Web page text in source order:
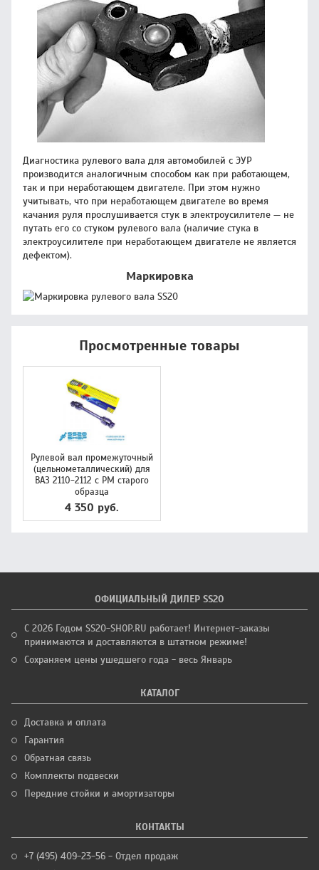
Диагностика рулевого вала для автомобилей с ЭУР
производится аналогичным способом как при работающем,
так и при неработающем двигателе. При этом нужно
учитывать, что при неработающем двигателе во время
качания руля прослушивается стук в электроусилителе — не
путать его со стуком рулевого вала (наличие стука в
электроусилителе при неработающем двигателе не является
дефектом).
Маркировка
Просмотренные товары
Рулевой вал промежуточный
(цельнометаллический) для
ВАЗ 2110-2112 с РМ старого
образца
4 350 руб.
ОФИЦИАЛЬНЫЙ ДИЛЕР SS20
С 2026 Годом SS20-SHOP.RU работает! Интернет-заказы
принимаются и доставляются в штатном режиме!
Сохраняем цены ушедшего года - весь Январь
КАТАЛОГ
Доставка и оплата
Гарантия
Обратная связь
Комплекты подвески
Передние стойки и амортизаторы
КОНТАКТЫ
+7 (495) 409-23-56 - Отдел продаж